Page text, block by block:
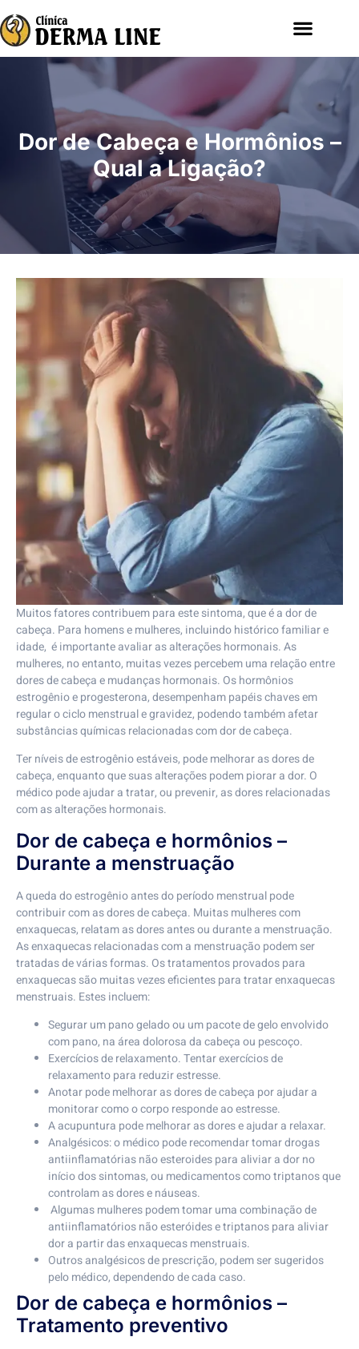
Dor de Cabeça e Hormônios –
Qual a Ligação?
Muitos fatores contribuem para este sintoma, que é a dor de
cabeça. Para homens e mulheres, incluindo histórico familiar e
idade, é importante avaliar as alterações hormonais. As
mulheres, no entanto, muitas vezes percebem uma relação entre
dores de cabeça e mudanças hormonais. Os hormônios
estrogênio e progesterona, desempenham papéis chaves em
regular o ciclo menstrual e gravidez, podendo também afetar
substâncias químicas relacionadas com dor de cabeça.
Ter níveis de estrogênio estáveis, pode melhorar as dores de
cabeça, enquanto que suas alterações podem piorar a dor. O
médico pode ajudar a tratar, ou prevenir, as dores relacionadas
com as alterações hormonais.
Dor de cabeça e hormônios –
Durante a menstruação
A queda do estrogênio antes do período menstrual pode
contribuir com as dores de cabeça. Muitas mulheres com
enxaquecas, relatam as dores antes ou durante a menstruação.
As enxaquecas relacionadas com a menstruação podem ser
tratadas de várias formas. Os tratamentos provados para
enxaquecas são muitas vezes eficientes para tratar enxaquecas
menstruais. Estes incluem:
Segurar um pano gelado ou um pacote de gelo envolvido
com pano, na área dolorosa da cabeça ou pescoço.
Exercícios de relaxamento. Tentar exercícios de
relaxamento para reduzir estresse.
Anotar pode melhorar as dores de cabeça por ajudar a
monitorar como o corpo responde ao estresse.
A acupuntura pode melhorar as dores e ajudar a relaxar.
Analgésicos: o médico pode recomendar tomar drogas
antiinflamatórias não esteroides para aliviar a dor no
início dos sintomas, ou medicamentos como triptanos que
controlam as dores e náuseas.
Algumas mulheres podem tomar uma combinação de
antiinflamatórios não esteróides e triptanos para aliviar
dor a partir das enxaquecas menstruais.
Outros analgésicos de prescrição, podem ser sugeridos
pelo médico, dependendo de cada caso.
Dor de cabeça e hormônios –
Tratamento preventivo